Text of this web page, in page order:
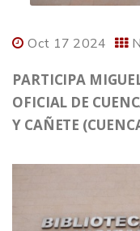
Oct 17 2024
PARTICIPA
OFICIAL DE
Y CAÑETE